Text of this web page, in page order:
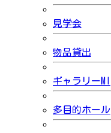
見学会
物品貸出
ギャラリーMI
多目的ホール